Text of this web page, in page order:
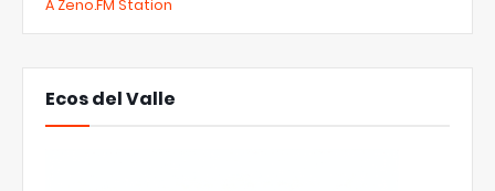
A Zeno.FM Station
Ecos del Valle